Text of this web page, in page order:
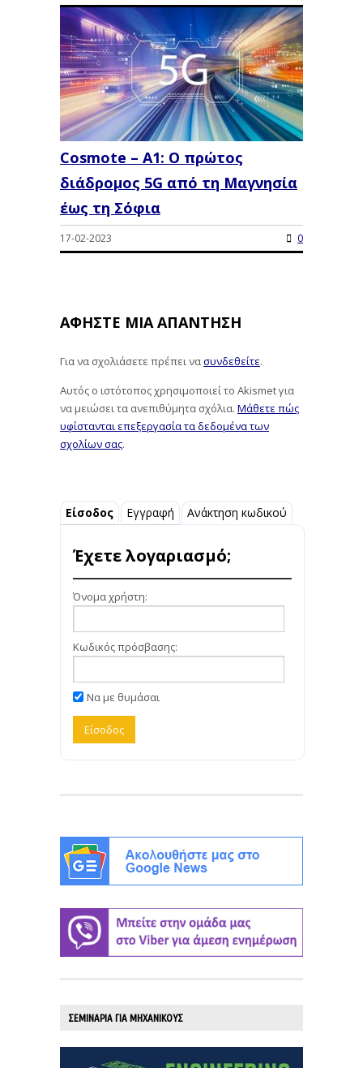
Cosmote – A1: Ο πρώτος
διάδρομος 5G από τη Μαγνησία
έως τη Σόφια
17-02-2023 0
ΑΦΉΣΤΕ ΜΙΑ ΑΠΆΝΤΗΣΗ
Για να σχολιάσετε πρέπει νασυνδεθείτε.
Αυτός ο ιστότοπος χρησιμοποιεί το Akismet για
να μειώσει τα ανεπιθύμητα σχόλια. Μάθετε πώς
υφίστανται επεξεργασία τα δεδομένα των
σχολίων σας.
Είσοδος Εγγραφή Ανάκτηση κωδικού
Έχετε λογαριασμό;
Όνομα χρήστη:
Κωδικός πρόσβασης:
Να με θυμάσαι
ΣΕΜΙΝΑΡΙΑ ΓΙΑ ΜΗΧΑΝΙΚΟΥΣ